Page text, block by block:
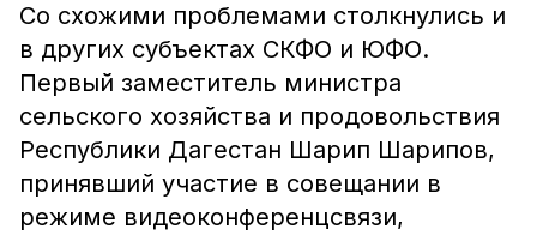
Со схожими проблемами столкнулись и
в других субъектах СКФО и ЮФО.
Первый заместитель министра
сельского хозяйства и продовольствия
Республики Дагестан Шарип Шарипов,
принявший участие в совещании в
режиме видеоконференцсвязи,